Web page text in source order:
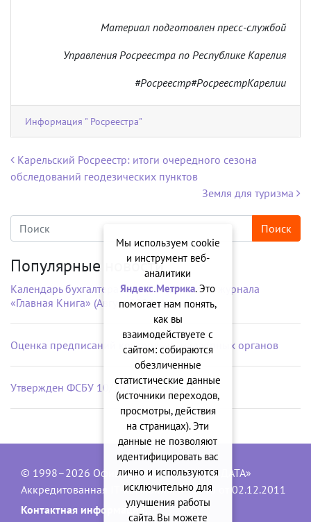
Материал подготовлен пресс-службой
Управления Росреестра по Республике Карелия
#Росреестр#РосреестрКарелии
Информация " Росреестра"
Навигация по записям
Карельский Росреестр: итоги очередного сезона
обследований геодезических пунктов
Земля для туризма
Популярные новости
Календарь бухгалтера на рабочий стол от журнала
«Главная Книга» (Август 2026 г.)
Оценка предписаний контрольно-надзорных органов
Утвержден ФСБУ 10/2026 «Расходы»
© 1998–2026 Официальный сайт ООО «ДАТА»
Аккредитованная IT-компания, № 1840 от 02.12.2011
Контактная информация:
Мы используем cookie
и инструмент веб-
аналитики
Яндекс.Метрика. Это
помогает нам понять,
как вы
взаимодействуете с
сайтом: собираются
обезличенные
статистические данные
(источники переходов,
просмотры, действия
на страницах). Эти
данные не позволяют
идентифицировать вас
лично и используются
исключительно для
улучшения работы
сайта. Вы можете